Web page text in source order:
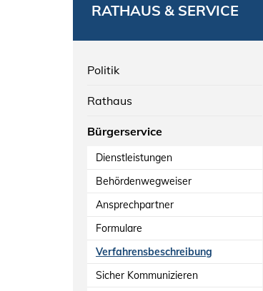
RATHAUS & SERVICE
Politik
Rathaus
Bürgerservice
Dienstleistungen
Behördenwegweiser
Ansprechpartner
Formulare
Verfahrensbeschreibung
Sicher Kommunizieren